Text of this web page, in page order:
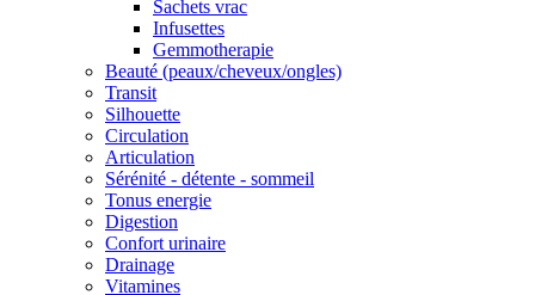
Sachets vrac
Infusettes
Gemmotherapie
Beauté (peaux/cheveux/ongles)
Transit
Silhouette
Circulation
Articulation
Sérénité - détente - sommeil
Tonus energie
Digestion
Confort urinaire
Drainage
Vitamines